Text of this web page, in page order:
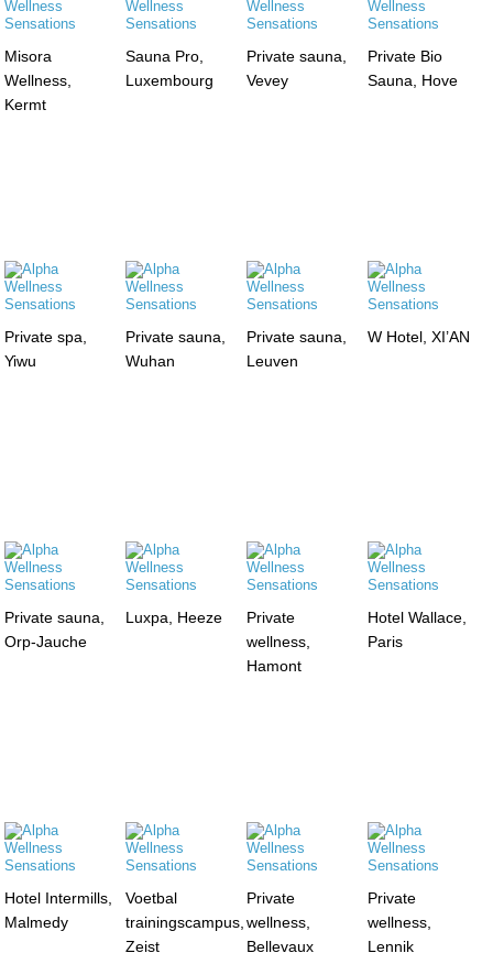
Misora
Wellness,
Kermt
Sauna Pro,
Luxembourg
Private sauna,
Vevey
Private Bio
Sauna, Hove
Private spa,
Yiwu
Private sauna,
Wuhan
Private sauna,
Leuven
W Hotel, XI’AN
Private sauna,
Orp-Jauche
Luxpa, Heeze
Private
wellness,
Hamont
Hotel Wallace,
Paris
Hotel Intermills,
Malmedy
Voetbal
trainingscampus,
Zeist
Private
wellness,
Bellevaux
Private
wellness,
Lennik